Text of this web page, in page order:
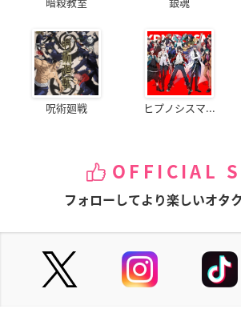
呪術廻戦 ヒプノシスマ...
OFFICIAL
フォローしてより楽しいオタ